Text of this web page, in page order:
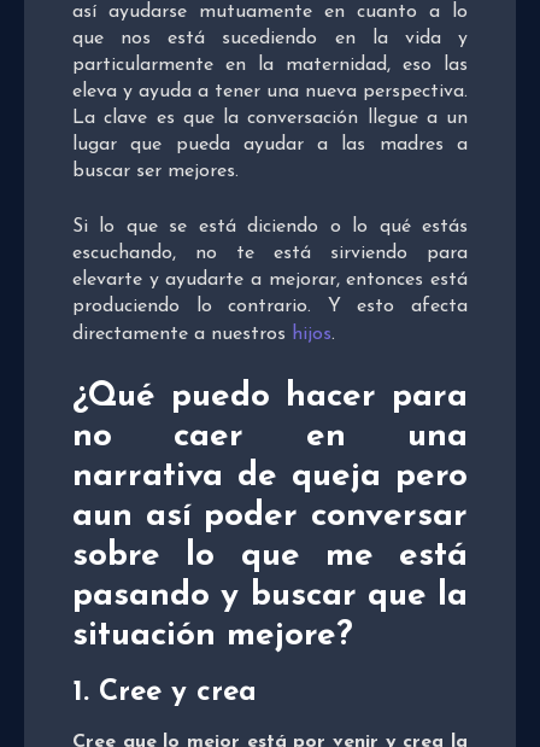
así ayudarse mutuamente en cuanto a lo
que nos está sucediendo en la vida y
particularmente en la maternidad, eso las
eleva y ayuda a tener una nueva perspectiva.
La clave es que la conversación llegue a un
lugar que pueda ayudar a las madres a
buscar ser mejores.
Si lo que se está diciendo o lo qué estás
escuchando, no te está sirviendo para
elevarte y ayudarte a mejorar, entonces está
produciendo lo contrario. Y esto afecta
directamente a nuestros hijos.
¿Qué puedo hacer para
no caer en una
narrativa de queja pero
aun así poder conversar
sobre lo que me está
pasando y buscar que la
situación mejore?
1. Cree y crea
Cree que lo mejor está por venir y crea la